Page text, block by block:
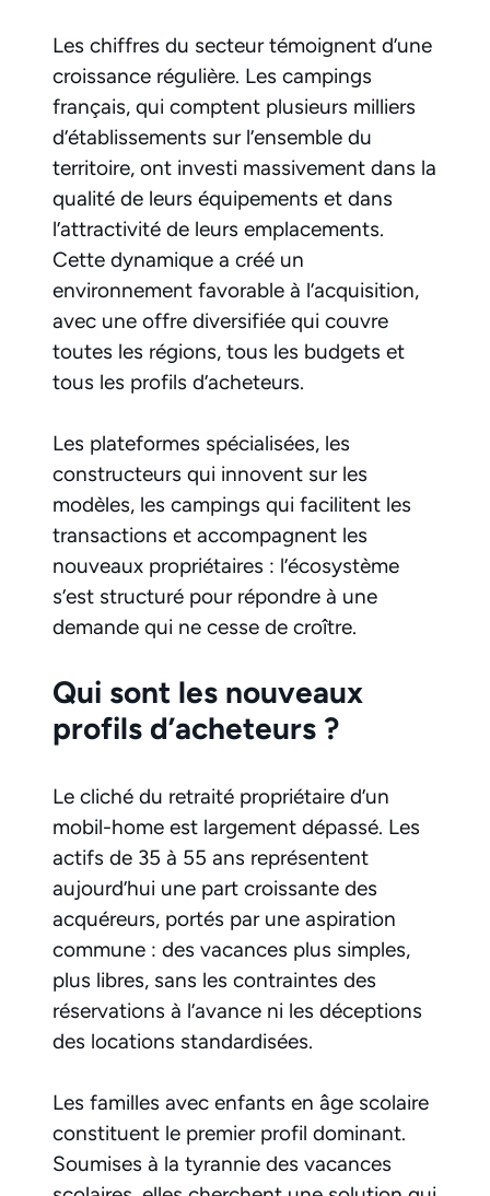
Les chiffres du secteur témoignent d’une
croissance régulière. Les campings
français, qui comptent plusieurs milliers
d’établissements sur l’ensemble du
territoire, ont investi massivement dans la
qualité de leurs équipements et dans
l’attractivité de leurs emplacements.
Cette dynamique a créé un
environnement favorable à l’acquisition,
avec une offre diversifiée qui couvre
toutes les régions, tous les budgets et
tous les profils d’acheteurs.
Les plateformes spécialisées, les
constructeurs qui innovent sur les
modèles, les campings qui facilitent les
transactions et accompagnent les
nouveaux propriétaires : l’écosystème
s’est structuré pour répondre à une
demande qui ne cesse de croître.
Qui sont les nouveaux
profils d’acheteurs ?
Le cliché du retraité propriétaire d’un
mobil-home est largement dépassé. Les
actifs de 35 à 55 ans représentent
aujourd’hui une part croissante des
acquéreurs, portés par une aspiration
commune : des vacances plus simples,
plus libres, sans les contraintes des
réservations à l’avance ni les déceptions
des locations standardisées.
Les familles avec enfants en âge scolaire
constituent le premier profil dominant.
Soumises à la tyrannie des vacances